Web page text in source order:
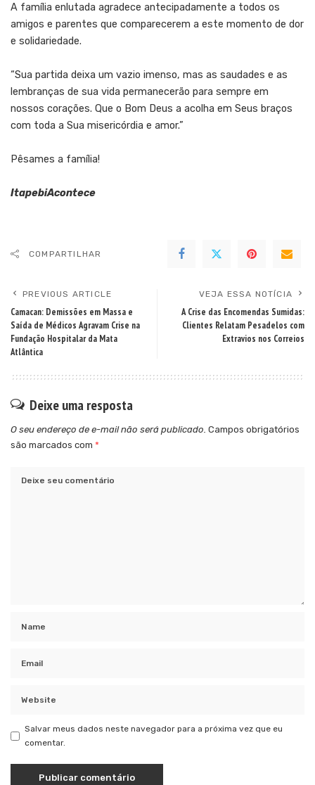
A família enlutada agradece antecipadamente a todos os
amigos e parentes que comparecerem a este momento de dor
e solidariedade.
“Sua partida deixa um vazio imenso, mas as saudades e as
lembranças de sua vida permanecerão para sempre em
nossos corações. Que o Bom Deus a acolha em Seus braços
com toda a Sua misericórdia e amor.”
Pêsames a família!
ItapebiAcontece
COMPARTILHAR
PREVIOUS ARTICLE
Camacan: Demissões em Massa e
Saída de Médicos Agravam Crise na
Fundação Hospitalar da Mata
Atlântica
VEJA ESSA NOTÍCIA
A Crise das Encomendas Sumidas:
Clientes Relatam Pesadelos com
Extravios nos Correios
Deixe uma resposta
O seu endereço de e-mail não será publicado. Campos obrigatórios
são marcados com *
Salvar meus dados neste navegador para a próxima vez que eu
comentar.